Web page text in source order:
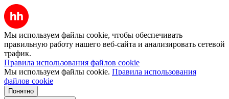
Мы используем файлы cookie, чтобы обеспечивать
правильную работу нашего веб-сайта и анализировать сетевой
трафик.
Правила использования файлов cookie
Мы используем файлы cookie. Правила использования
файлов cookie
Понятно